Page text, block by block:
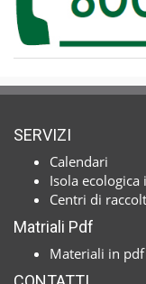
SERVIZI
Calendari
Isola ecologica
Centri di
Matriali Pdf
Materiali in pdf